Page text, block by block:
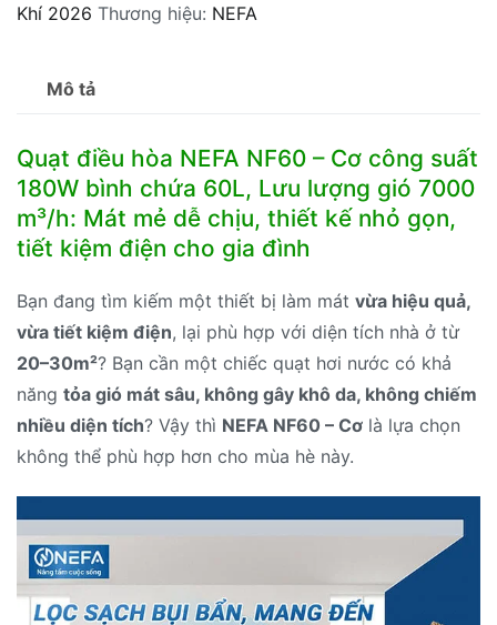
dòng
lượng
Khí 2026 Thương hiệu: NEFA
Mô tả
Quạt điều hòa NEFA NF60 – Cơ công suất
180W bình chứa 60L, Lưu lượng gió 7000
m³/h: Mát mẻ dễ chịu, thiết kế nhỏ gọn,
tiết kiệm điện cho gia đình
Bạn đang tìm kiếm một thiết bị làm mát vừa hiệu quả,
vừa tiết kiệm điện, lại phù hợp với diện tích nhà ở từ
20–30m²? Bạn cần một chiếc quạt hơi nước có khả
năng tỏa gió mát sâu, không gây khô da, không chiếm
nhiều diện tích? Vậy thì NEFA NF60 – Cơ là lựa chọn
không thể phù hợp hơn cho mùa hè này.